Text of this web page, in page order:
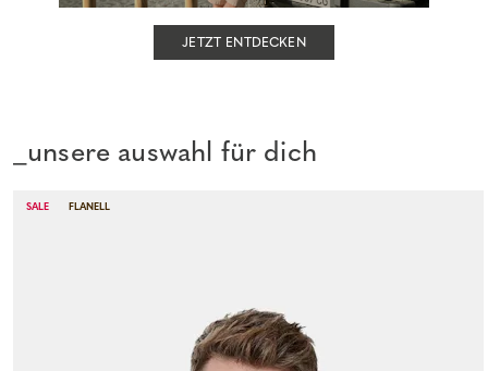
JETZT ENTDECKEN
_unsere auswahl für dich
SALE FLANELL